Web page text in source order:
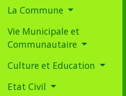
La Commune
Vie Municipale et
Communautaire
Culture et Education
Etat Civil